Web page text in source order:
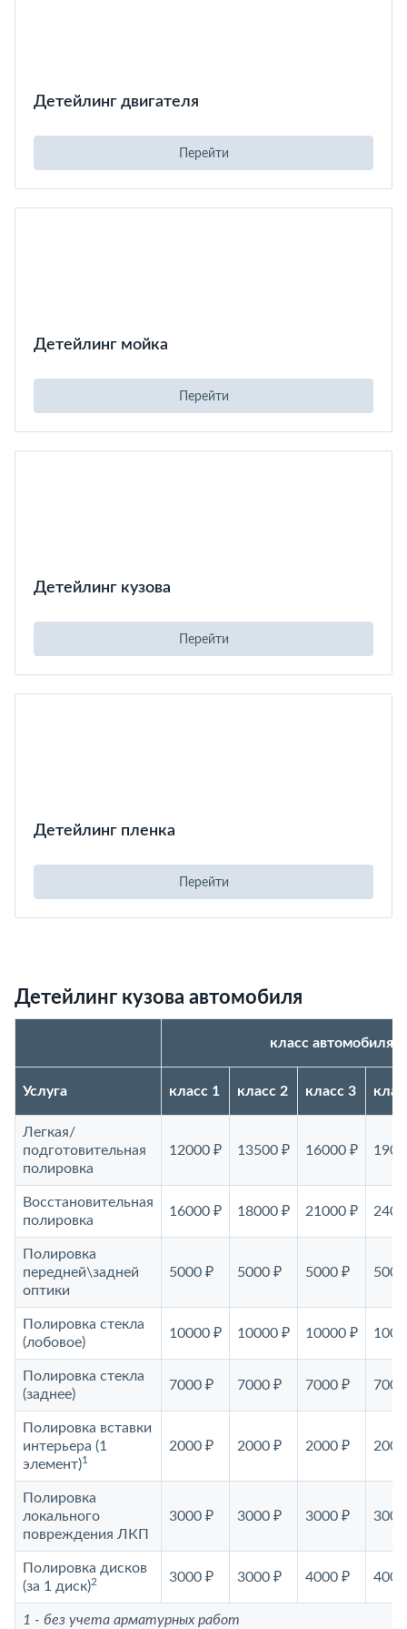
Детейлинг двигателя
Перейти
Детейлинг мойка
Перейти
Детейлинг кузова
Перейти
Детейлинг пленка
Перейти
Детейлинг кузова автомобиля
класс автомобиля
Услуга класс 1 класс 2 класс 3
Легкая/
подготовительная
полировка
12000 ₽ 13500 ₽ 16000 ₽
Восстановительная
полировка
16000 ₽ 18000 ₽ 21000 ₽
Полировка
передней\задней
оптики
5000 ₽ 5000 ₽ 5000 ₽
Полировка стекла
(лобовое)
10000 ₽ 10000 ₽ 10000 ₽
Полировка стекла
(заднее)
7000 ₽ 7000 ₽ 7000 ₽
Полировка вставки
интерьера (1
элемент)1
2000 ₽ 2000 ₽ 2000 ₽
Полировка
локального
повреждения ЛКП
3000 ₽ 3000 ₽ 3000 ₽
Полировка дисков
(за 1 диск)2 3000 ₽ 3000 ₽ 4000 ₽
1 - без учета арматурных работ